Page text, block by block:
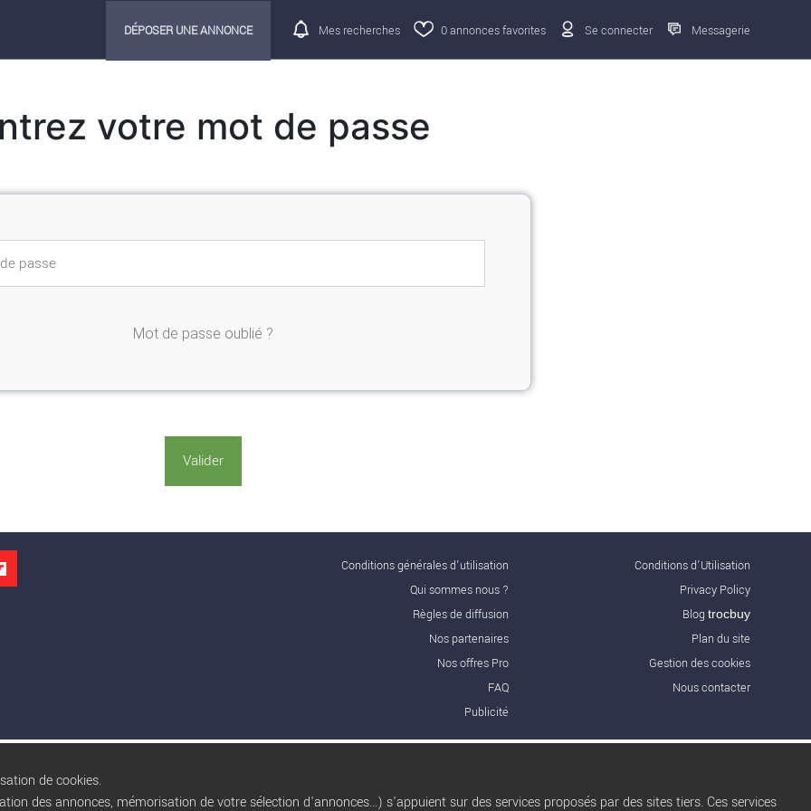
DÉPOSER UNE ANNONCE Mes recherches 0annonces favorites Se connecter Messagerie
votre mot de passe
Mot de passe oublié ?
Conditions générales d'utilisation
Qui sommes nous ?
Règles de diffusion
Nos partenaires
Nos offres Pro
FAQ
Publicité
Conditions d’Utilisation
Privacy Policy
Blog trocbuy
Plan du site
Gestion des cookies
Nous contacter
de cookies.
des annonces, mémorisation de votre sélection d'annonces...) s'appuient sur des services proposés par des sites tiers. Ces services